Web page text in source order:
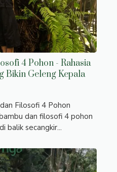
4 Pohon - Rahasia
Bikin Geleng Kepala
Filosofi 4 Pohon
dan filosofi 4 pohon
balik secangkir...